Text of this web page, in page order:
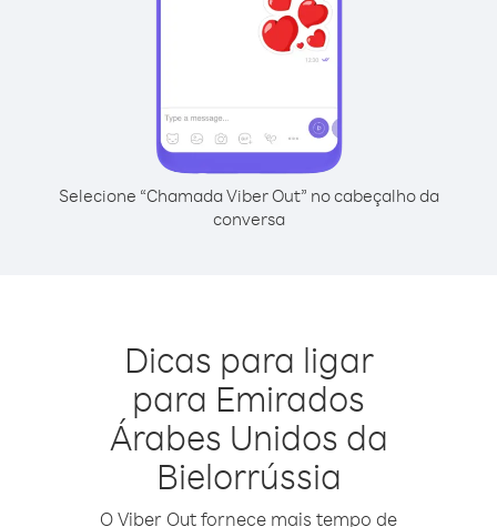
Selecione “Chamada Viber Out” no cabeçalho da
conversa
Dicas para ligar
para Emirados
Árabes Unidos da
Bielorrússia
O Viber Out fornece mais tempo de